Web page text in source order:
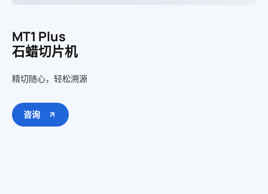
MT1 Plus
石蜡切片机
精切随心，轻松溯源
咨询